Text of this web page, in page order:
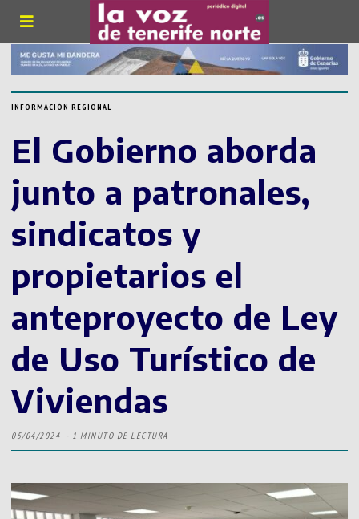
INFORMACIÓN REGIONAL
El Gobierno aborda
junto a patronales,
sindicatos y
propietarios el
anteproyecto de Ley
de Uso Turístico de
Viviendas
05/04/2024 1 MINUTO DE LECTURA